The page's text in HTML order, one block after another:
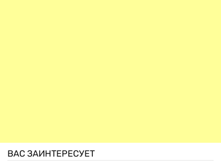
ВАС ЗАИНТЕРЕСУЕТ